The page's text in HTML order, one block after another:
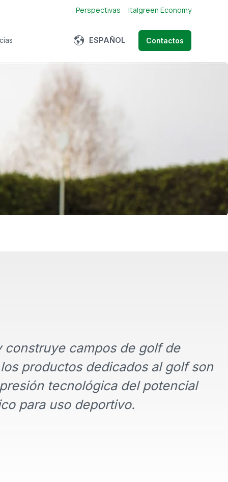
Perspectivas Italgreen Economy
for About us
ESPAÑOL
Contactos
construye campos de golf de
productos dedicados al golf son
tecnológica del potencial
para uso deportivo.